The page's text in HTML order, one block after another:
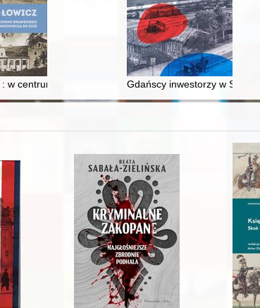
w centrum poligonu drawskiego od średniowiecza do dziś
Gdańscy inwestorzy w